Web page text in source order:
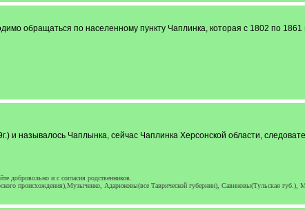
обращаться по населенному пункту Чаплинка, которая с 1802 по 1861
и называлось Чаплынка, сейчас Чаплинка Херсонской области,
добровольно и с согласия родственников.
происхождения),Музыченко, Адарюковы(все Таврической губернии), Савиновы(Тульская губ.),